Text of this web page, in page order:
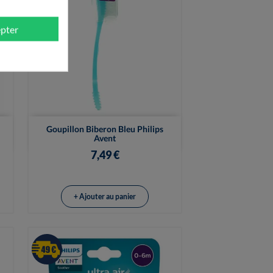
Goupillon Biberon Bleu Philips
Avent
7,49 €
Vue rapide
+ Ajouter au panier